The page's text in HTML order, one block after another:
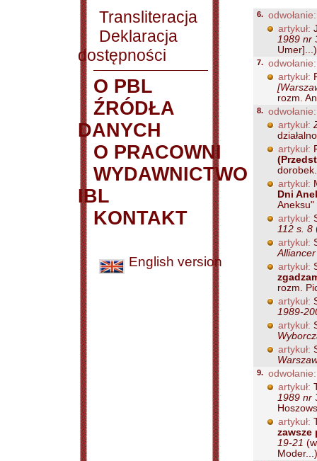
Transliteracja
Deklaracja
dostępności
O PBL
ŹRÓDŁA
DANYCH
O PRACOWNI
WYDAWNICTWO
IBL
KONTAKT
English version
6. odwołanie:
artykuł:
1989 nr
Umer]...)
7. odwołanie:
artykuł:
rozm.
8. odwołanie:
artykuł:
artykuł:
artykuł:
Dni
Aneksu"
artykuł:
112 s. 8
artykuł:
artykuł:
rozm.
artykuł:
1989-
artykuł:
artykuł:
9. odwołanie:
artykuł:
1989 nr
artykuł:
zawsze
19-21
Moder...)